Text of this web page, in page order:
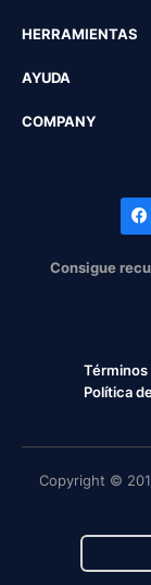
HERRAMIENTAS
AYUDA
COMPANY
Consigue
Política
Copyright ©